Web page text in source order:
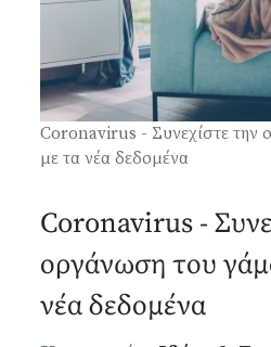
Coronavirus - Συνεχίστε την
με τα νέα δεδομένα
Coronavirus -
οργάνωση του
νέα δεδομένα